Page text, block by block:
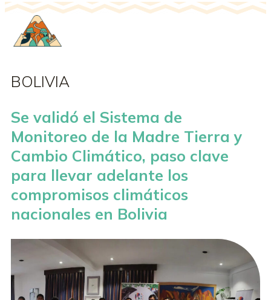
BOLIVIA
Se validó el Sistema de
Monitoreo de la Madre Tierra y
Cambio Climático, paso clave
para llevar adelante los
compromisos climáticos
nacionales en Bolivia